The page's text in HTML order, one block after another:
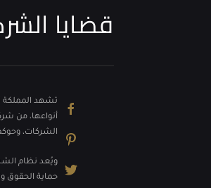
قضايا
تشهد المملكة
أنواعها، من
الشركات،
ويُعد نظام
حماية الحقوق